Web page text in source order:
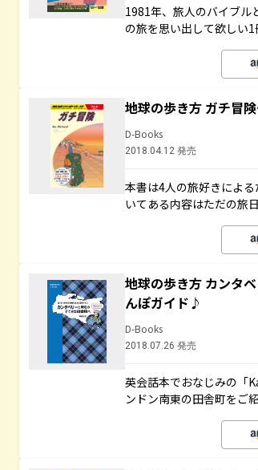
1981年、旅人のバイブ
の旅を思い出して欲しい1
地球の歩き方 ガチ冒
D-Books
2018.04.12 発売
本書は4人の旅好きによ
いてある内容はただの旅日
地球の歩き方 カンタ
んぽガイド♪
D-Books
2018.07.26 発売
英会話本でおなじみの「
ンドン南東の田舎町をご